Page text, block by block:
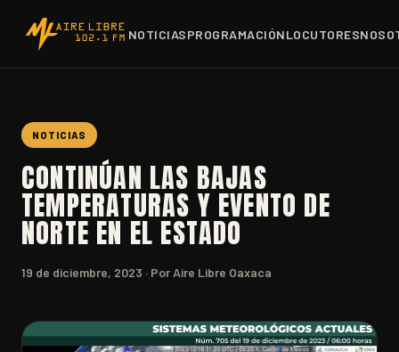
NOTICIASPROGRAMACIÓNLOCUTORES
NOTICIAS
CONTINÚAN LAS BAJAS
TEMPERATURAS Y EVENTO DE
NORTE EN EL ESTADO
19 de diciembre, 2023 · Por Aire Libre Oaxaca